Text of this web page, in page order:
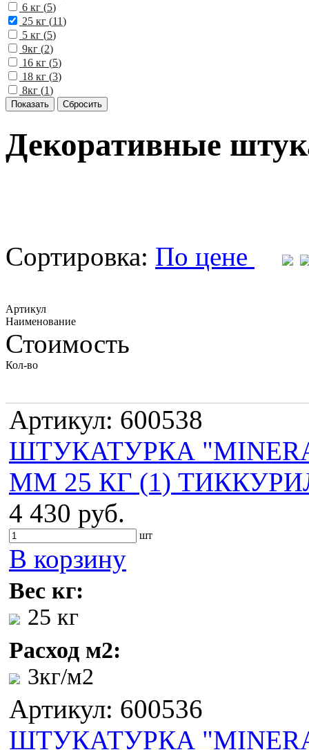
6 кг (5)
25 кг (11)
5 кг (5)
9кг (2)
16 кг (5)
18 кг (3)
8кг (1)
Декоративные
Сортировка: По цене
Артикул
Наименование
Стоимость
Кол-во
Артикул: 600538
ШТУКАТУРКА
ММ 25 КГ (1)
4 430 руб.
шт
В корзину
Вес кг:
25 кг
Расход м2:
3кг/м2
Артикул: 600536
ШТУКАТУРКА